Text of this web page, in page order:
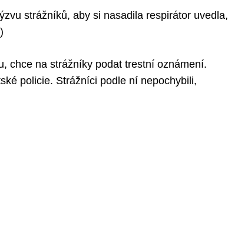
strážníků, aby si nasadila respirátor uvedla,
chce na strážníky podat trestní oznámení.
policie. Strážníci podle ní nepochybili,